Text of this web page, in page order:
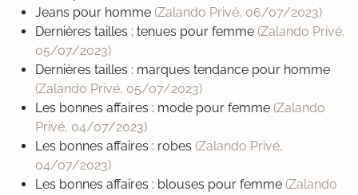
Jeans pour homme (Zalando Privé, 06/07/2023)
Dernières tailles : tenues pour femme (Zalando Privé,
05/07/2023)
Dernières tailles : marques tendance pour homme
(Zalando Privé, 05/07/2023)
Les bonnes affaires : mode pour femme (Zalando
Privé, 04/07/2023)
Les bonnes affaires : robes (Zalando Privé,
04/07/2023)
Les bonnes affaires : blouses pour femme (Zalando